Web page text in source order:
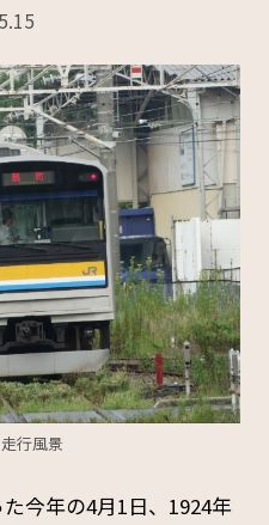
行風景
今年の4月1日、1924年